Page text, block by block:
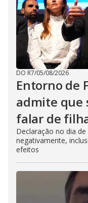
DO R7/05/08/2026
Entorno de
admite que
falar de
Declaração no dia
negativamente,
efeitos